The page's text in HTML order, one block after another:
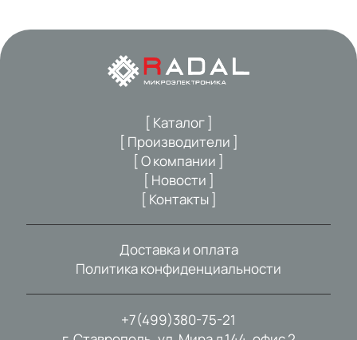
+7(499)380-75-21
[ Каталог ]
[ Производители ]
[ О компании ]
[ Новости ]
[ Контакты ]
Доставка и оплата
Политика конфиденциальности